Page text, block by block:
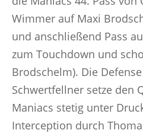
Wimmer auf Maxi
und anschließend Pass
zum Touchdown und
Brodschelm). Die
Schwertfellner setze den
Maniacs stetig unter
Interception durch